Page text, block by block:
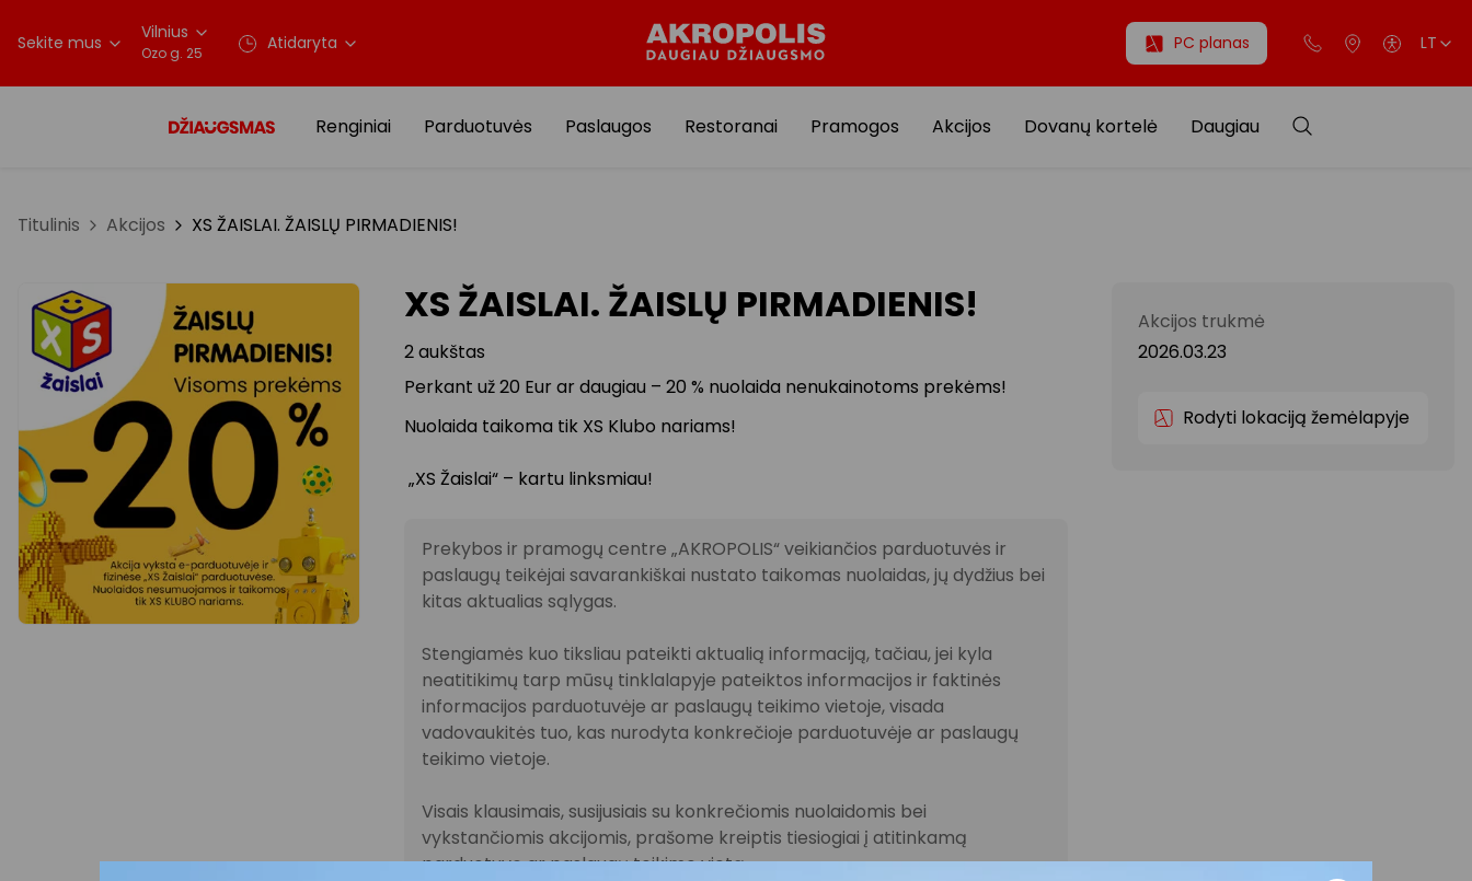
Sekite mus Vilnius
Ozo g. 25 Atidaryta PC planas LT
Renginiai Parduotuvės Paslaugos Restoranai Pramogos Akcijos Dovanų kortelė Daugiau
Titulinis Akcijos XS ŽAISLAI. ŽAISLŲ PIRMADIENIS!
XS ŽAISLAI. ŽAISLŲ PIRMADIENIS!
2 aukštas
Perkant už 20 Eur ar daugiau – 20 % nuolaida nenukainotoms prekėms!
Nuolaida taikoma tik XS Klubo nariams!
„XS Žaislai“ – kartu linksmiau!
Prekybos ir pramogų centre „AKROPOLIS“ veikiančios parduotuvės ir
paslaugų teikėjai savarankiškai nustato taikomas nuolaidas, jų dydžius bei
kitas aktualias sąlygas.
Stengiamės kuo tiksliau pateikti aktualią informaciją, tačiau, jei kyla
neatitikimų tarp mūsų tinklalapyje pateiktos informacijos ir faktinės
informacijos parduotuvėje ar paslaugų teikimo vietoje, visada
vadovaukitės tuo, kas nurodyta konkrečioje parduotuvėje ar paslaugų
teikimo vietoje.
Visais klausimais, susijusiais su konkrečiomis nuolaidomis bei
vykstančiomis akcijomis, prašome kreiptis tiesiogiai į atitinkamą
parduotuvę ar paslaugų teikimo vietą.
Akcijos trukmė
2026.03.23
Rodyti lokaciją žemėlapyje